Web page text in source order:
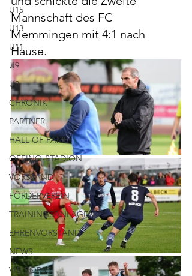
U15
U13
U11
U9
U8
CHRONIK
PARTNER
HALL OF FAME
OFFINO-STADION
VORSTAND
FÖRDERVEREIN
TRAININGSANLAGEN
EHRENVORSTAND
NEWS
VfB BÖRSE
Mannschaft des FC
Memmingen mit 4:1 nach
Hause.